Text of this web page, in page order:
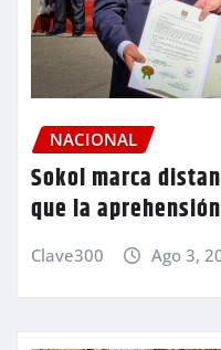
NACIONAL
Sokol marca
que la
Clave300 Ago 3,